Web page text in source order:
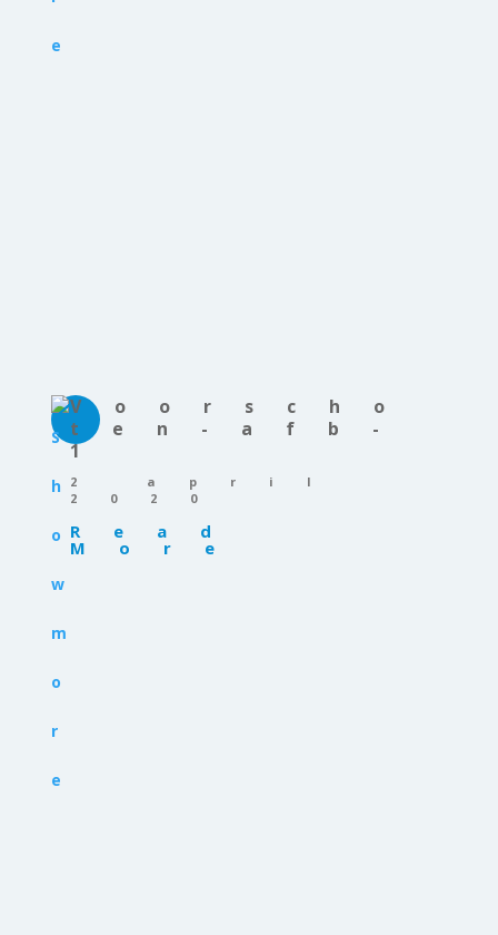
Voorscho
ten-afb-
1
2 april
2020
Read
More